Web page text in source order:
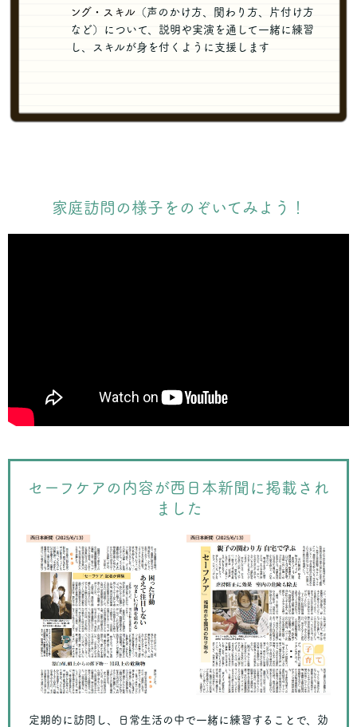
ング・スキル（声のかけ方、関わり方、片付け方
など）について、説明や実演を通して一緒に練習
し、スキルが身を付くように支援します
家庭訪問の様子をのぞいてみよう！
セーフケアの内容が西日本新聞に掲載され
ました
定期的に訪問し、日常生活の中で一緒に練習することで、効